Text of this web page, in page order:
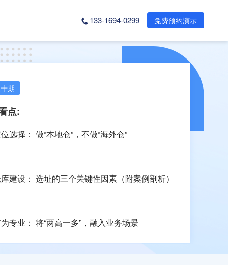
133-1694-0299 免费预约演示
期
点:
选择： 做“本地仓”，不做“海外仓”
建设： 选址的三个关键性因素（附案例剖析）
专业： 将“两高一多”，融入业务场景